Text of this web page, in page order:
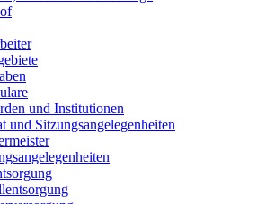
und Institutionen
und Sitzungsangelegenheiten